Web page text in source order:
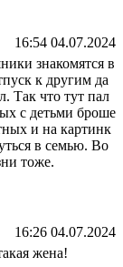
16:54 04.07.2024
знакомятся в
к другим да
Так что тут пал
с детьми броше
и на картинк
в семью. Во
тоже.
16:26 04.07.2024
жена!